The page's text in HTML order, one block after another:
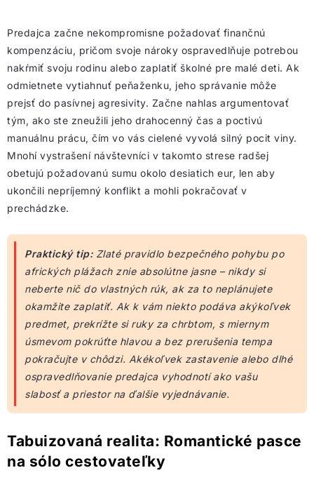
Predajca začne nekompromisne požadovať finančnú
kompenzáciu, pričom svoje nároky ospravedlňuje potrebou
nakŕmiť svoju rodinu alebo zaplatiť školné pre malé deti. Ak
odmietnete vytiahnuť peňaženku, jeho správanie môže
prejsť do pasívnej agresivity. Začne nahlas argumentovať
tým, ako ste zneužili jeho drahocenný čas a poctivú
manuálnu prácu, čím vo vás cielené vyvolá silný pocit viny.
Mnohí vystrašení návštevníci v takomto strese radšej
obetujú požadovanú sumu okolo desiatich eur, len aby
ukončili nepríjemný konflikt a mohli pokračovať v
prechádzke.
Praktický tip:Zlaté pravidlo bezpečného pohybu po
afrických plážach znie absolútne jasne – nikdy si
neberte nič do vlastných rúk, ak za to neplánujete
okamžite zaplatiť. Ak k vám niekto podáva akýkoľvek
predmet, prekrížte si ruky za chrbtom, s miernym
úsmevom pokrúťte hlavou a bez prerušenia tempa
pokračujte v chôdzi. Akékoľvek zastavenie alebo dlhé
ospravedlňovanie predajca vyhodnotí ako vašu
slabosť a priestor na ďalšie vyjednávanie.
Tabuizovaná realita: Romantické pasce
na sólo cestovateľky